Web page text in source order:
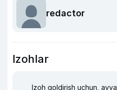
redactor
Izohlar
Izoh qoldirish uchun, avval